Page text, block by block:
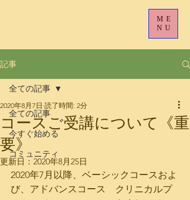
ME
NU
記事
全ての記事
今すぐ始める
コミュニティ
全ての記事
コースご受講について《重
要》
2020年8月7日 読了時間: 2分
更新日： 2020年8月25日
2020年7月以降、ベーシックコースおよ
び、アドバンスコース　クリニカルプ